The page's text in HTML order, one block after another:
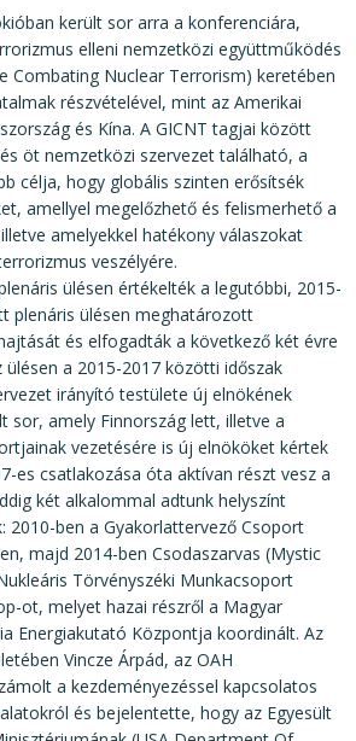
került sor arra a konferenciára,
elleni nemzetközi együttműködés
Combating Nuclear Terrorism) keretében
részvételével, mint az Amerikai
és Kína. A GICNT tagjai között
öt nemzetközi szervezet található, a
célja, hogy globális szinten erősítsék
amellyel megelőzhető és felismerhető a
amelyekkel hatékony válaszokat
veszélyére.
ülésen értékelték a legutóbbi, 2015-
plenáris ülésen meghatározott
és elfogadták a következő két évre
a 2015-2017 közötti időszak
irányító testülete új elnökének
sor, amely Finnország lett, illetve a
vezetésére is új elnököket kértek
es csatlakozása óta aktívan részt vesz a
két alkalommal adtunk helyszínt
2010-ben a Gyakorlattervező Csoport
majd 2014-ben Csodaszarvas (Mystic
Törvényszéki Munkacsoport
ot, melyet hazai részről a Magyar
Energiakutató Központja koordinált. Az
Vincze Árpád, az OAH
a kezdeményezéssel kapcsolatos
és bejelentette, hogy az Egyesült